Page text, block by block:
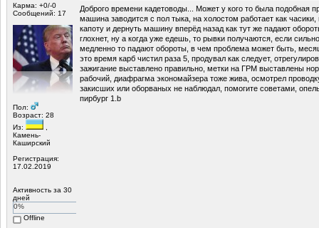
Карма: +0/-0
Сообщений: 17
Пол:
Возраст: 28
Из:
Камень-
Каширский
Регистрация:
17.02.2019
Активность за 30
дней
0%
Offline
Доброго времени кадетоводы... Может у кого то была подобная
машина заводится с пол тыка, на холостом работает как часики,
капоту и дернуть машину вперёд назад как тут же падают
глохнет, ну а когда уже едешь, то рывки получаются, если
медленно то падают обороты, в чем проблема может быть,
это время карб чистил раза 5, продувал как следует,
зажигание выставлено правильно, метки на ГРМ выставлены
рабочий, диафрагма экономайзера тоже жива, осмотрел
закисших или оборваных не наблюдал, помогите советами,
пирбург 1.b